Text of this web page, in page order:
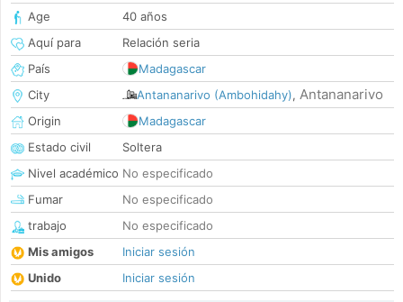
Age
40 años
Aquí para
Relación seria
País
Madagascar
City
Antananarivo (Ambohidahy), Antananarivo
Origin
Madagascar
Estado civil
Soltera
Nivel académico No especificado
Fumar
No especificado
trabajo
No especificado
Mis amigos
Iniciar sesión
Unido
Iniciar sesión